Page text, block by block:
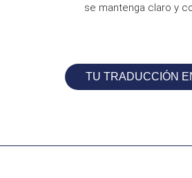
se mantenga claro y
TU TRADUCCIÓN